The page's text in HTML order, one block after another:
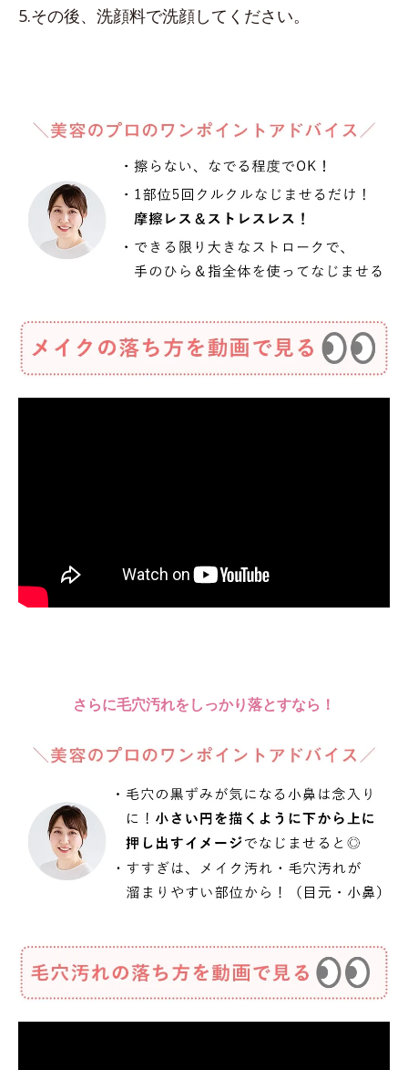
5.その後、洗顔料で洗顔してください。
さらに毛穴汚れをしっかり落とすなら！